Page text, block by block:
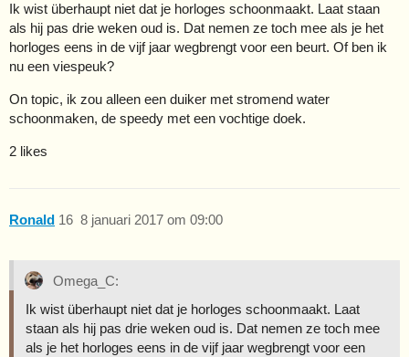
Ik wist überhaupt niet dat je horloges schoonmaakt. Laat staan
als hij pas drie weken oud is. Dat nemen ze toch mee als je het
horloges eens in de vijf jaar wegbrengt voor een beurt. Of ben ik
nu een viespeuk?
On topic, ik zou alleen een duiker met stromend water
schoonmaken, de speedy met een vochtige doek.
2 likes
Ronald 8 januari 2017 om 09:00
16
Omega_C:
Ik wist überhaupt niet dat je horloges schoonmaakt. Laat
staan als hij pas drie weken oud is. Dat nemen ze toch mee
als je het horloges eens in de vijf jaar wegbrengt voor een